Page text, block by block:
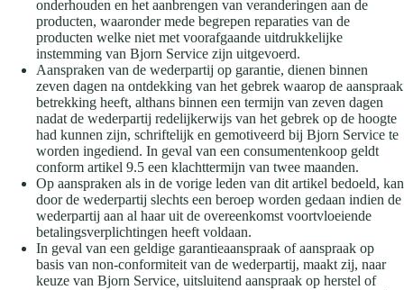
onderhouden en het aanbrengen van veranderingen aan de
producten, waaronder mede begrepen reparaties van de
producten welke niet met voorafgaande uitdrukkelijke
instemming van Bjorn Service zijn uitgevoerd.
Aanspraken van de wederpartij op garantie, dienen binnen
zeven dagen na ontdekking van het gebrek waarop de aanspraak
betrekking heeft, althans binnen een termijn van zeven dagen
nadat de wederpartij redelijkerwijs van het gebrek op de hoogte
had kunnen zijn, schriftelijk en gemotiveerd bij Bjorn Service te
worden ingediend. In geval van een consumentenkoop geldt
conform artikel 9.5 een klachttermijn van twee maanden.
Op aanspraken als in de vorige leden van dit artikel bedoeld, kan
door de wederpartij slechts een beroep worden gedaan indien de
wederpartij aan al haar uit de overeenkomst voortvloeiende
betalingsverplichtingen heeft voldaan.
In geval van een geldige garantieaanspraak of aanspraak op
basis van non-conformiteit van de wederpartij, maakt zij, naar
keuze van Bjorn Service, uitsluitend aanspraak op herstel of